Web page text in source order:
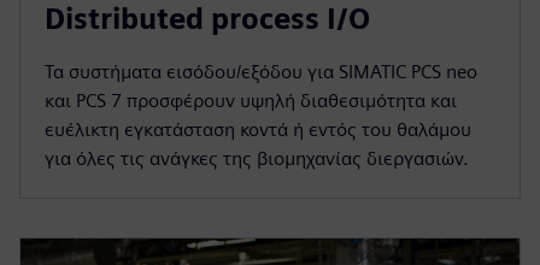
Distributed process I/O
Τα συστήματα εισόδου/εξόδου για SIMATIC PCS neo
και PCS 7 προσφέρουν υψηλή διαθεσιμότητα και
ευέλικτη εγκατάσταση κοντά ή εντός του θαλάμου
για όλες τις ανάγκες της βιομηχανίας διεργασιών.